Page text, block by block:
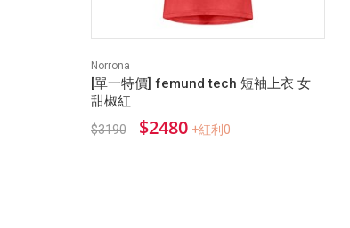
Norrona
[單一特價] femund tech 短袖上衣 女
甜椒紅
$3190 $2480 +紅利0